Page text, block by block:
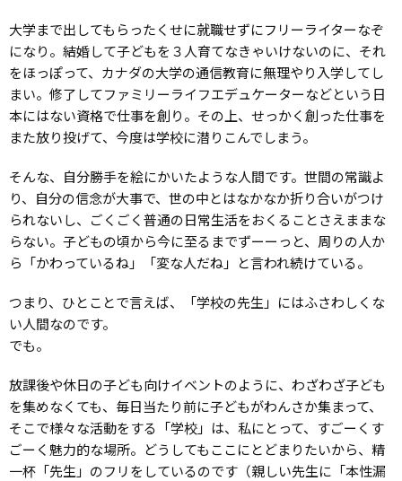
大学まで出してもらったくせに就職せずにフリーライターなぞ
になり。結婚して子どもを３人育てなきゃいけないのに、それ
をほっぽって、カナダの大学の通信教育に無理やり入学してし
まい。修了してファミリーライフエデュケーターなどという日
本にはない資格で仕事を創り。その上、せっかく創った仕事を
また放り投げて、今度は学校に潜りこんでしまう。
そんな、自分勝手を絵にかいたような人間です。世間の常識よ
り、自分の信念が大事で、世の中とはなかなか折り合いがつけ
られないし、ごくごく普通の日常生活をおくることさえままな
らない。子どもの頃から今に至るまでずーーっと、周りの人か
ら「かわっているね」「変な人だね」と言われ続けている。
つまり、ひとことで言えば、「学校の先生」にはふさわしくな
い人間なのです。
でも。
放課後や休日の子ども向けイベントのように、わざわざ子ども
を集めなくても、毎日当たり前に子どもがわんさか集まって、
そこで様々な活動をする「学校」は、私にとって、すごーくす
ごーく魅力的な場所。どうしてもここにとどまりたいから、精
一杯「先生」のフリをしているのです（親しい先生に「本性漏